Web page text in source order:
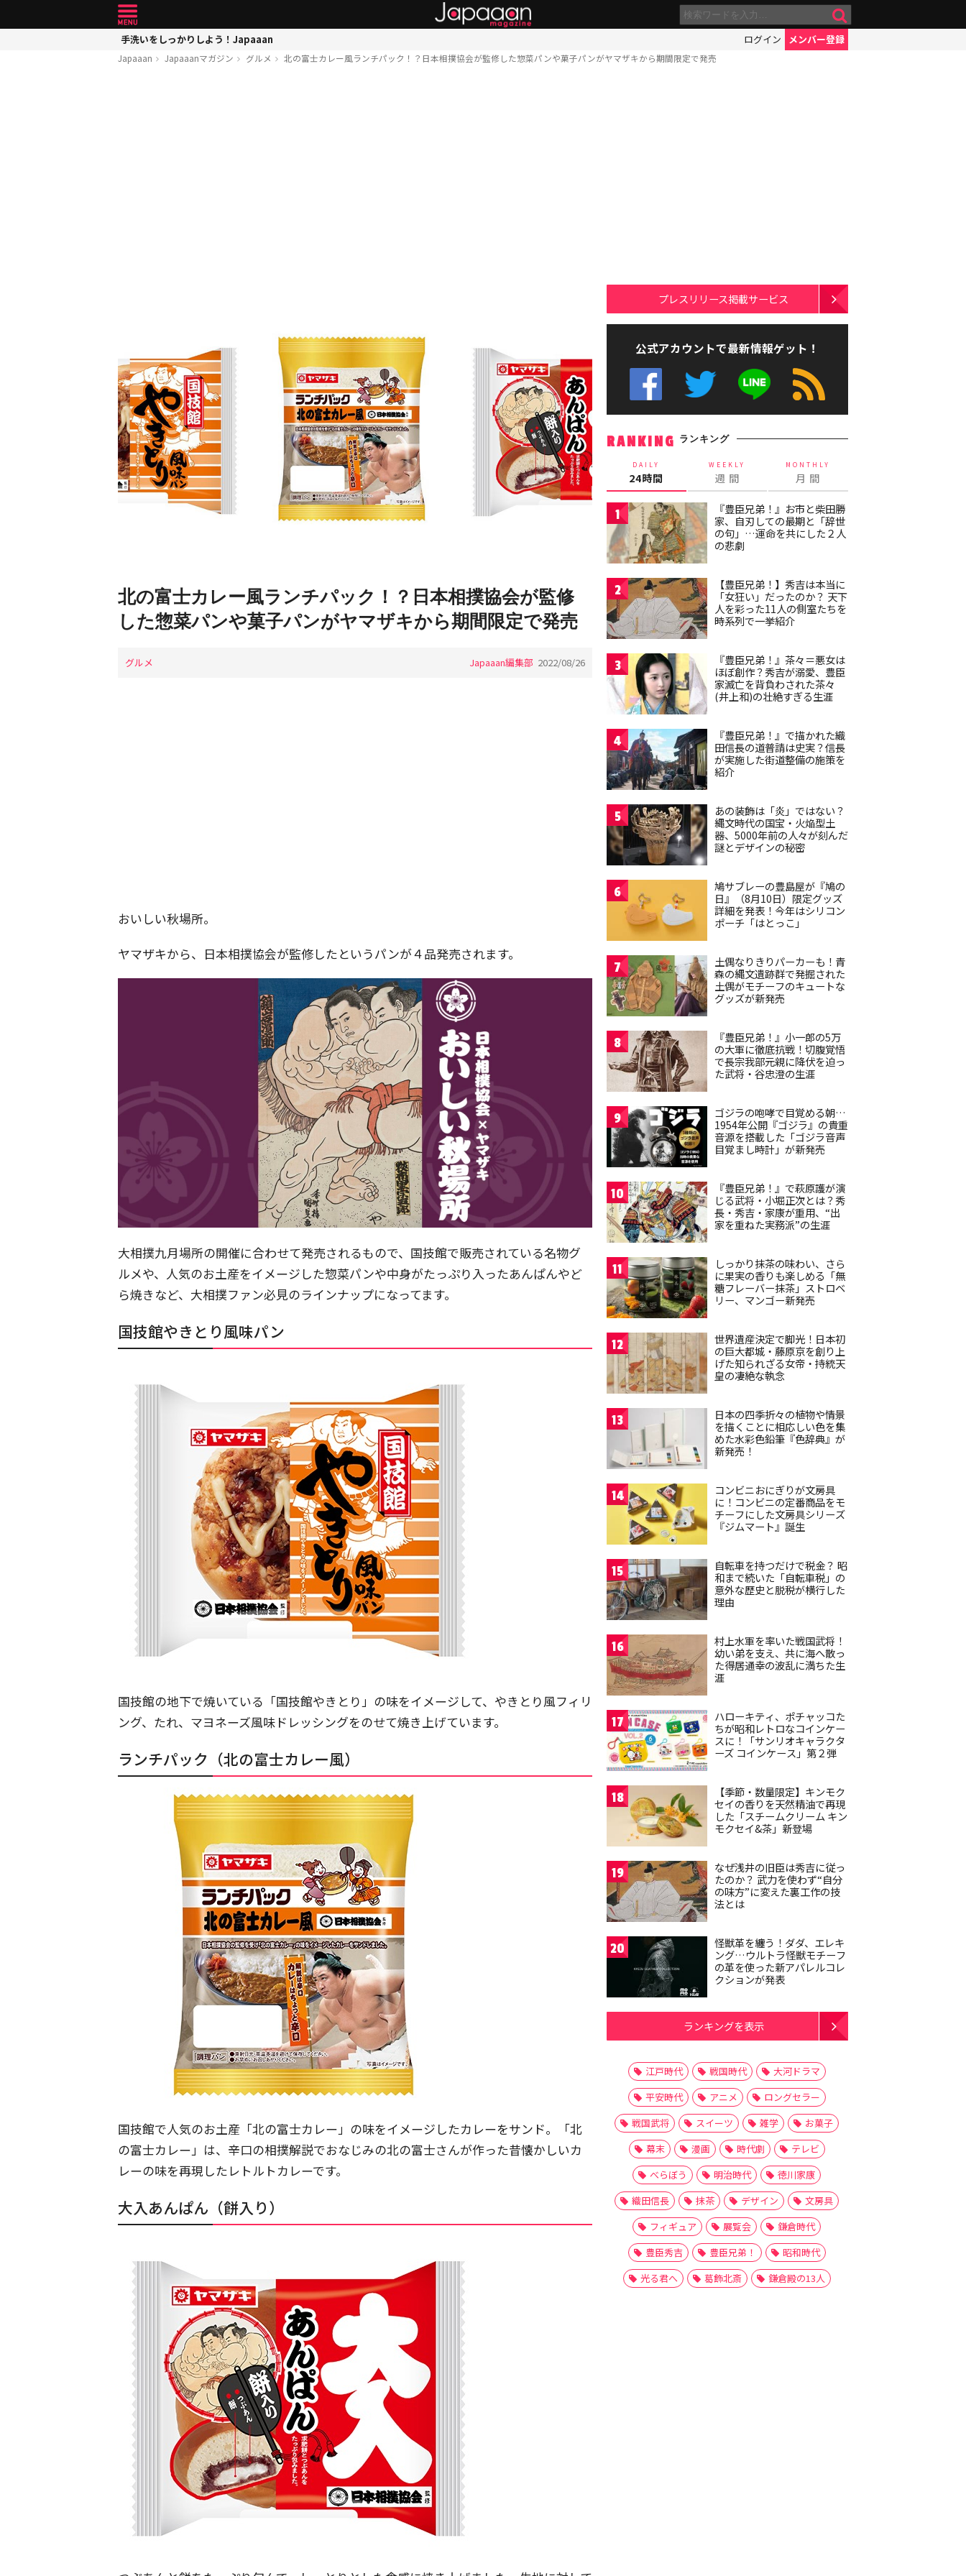
手洗いをしっかりしよう！Japaaan ログイン メンバー登録
Japaaan Japaaanマガジン グルメ 北の富士カレー風ランチパック！？日本相撲協会が監修した惣菜パンや菓子パンがヤマザキから期間限定で発売
北の富士カレー風ランチパック！？日本相撲協会が監修
した惣菜パンや菓子パンがヤマザキから期間限定で発売
グルメ Japaaan編集部 2022/08/26
おいしい秋場所。
ヤマザキから、日本相撲協会が監修したというパンが４品発売されます。
大相撲九月場所の開催に合わせて発売されるもので、国技館で販売されている名物グ
ルメや、人気のお土産をイメージした惣菜パンや中身がたっぷり入ったあんぱんやど
ら焼きなど、大相撲ファン必見のラインナップになってます。
国技館やきとり風味パン
国技館の地下で焼いている「国技館やきとり」の味をイメージして、やきとり風フィリ
ング、たれ、マヨネーズ風味ドレッシングをのせて焼き上げています。
ランチパック（北の富士カレー風）
国技館で人気のお土産「北の富士カレー」の味をイメージしたカレーをサンド。「北
の富士カレー」は、辛口の相撲解説でおなじみの北の富士さんが作った昔懐かしいカ
レーの味を再現したレトルトカレーです。
大入あんぱん（餅入り）
プレスリリース掲載サービス
公式アカウントで最新情報ゲット！
RANKING ランキング
DAILY
24時間
WEEKLY
週 間
MONTHLY
月 間
1
『豊臣兄弟！』お市と柴田勝
家、自刃しての最期と「辞世
の句」…運命を共にした２人
の悲劇
2
【豊臣兄弟！】秀吉は本当に
「女狂い」だったのか？ 天下
人を彩った11人の側室たちを
時系列で一挙紹介
3
『豊臣兄弟！』茶々＝悪女は
ほぼ創作？秀吉が溺愛、豊臣
家滅亡を背負わされた茶々
(井上和)の壮絶すぎる生涯
4
『豊臣兄弟！』で描かれた織
田信長の道普請は史実？信長
が実施した街道整備の施策を
紹介
5
あの装飾は「炎」ではない？
縄文時代の国宝・火焔型土
器、5000年前の人々が刻んだ
謎とデザインの秘密
6
鳩サブレーの豊島屋が『鳩の
日』（8月10日）限定グッズ
詳細を発表！今年はシリコン
ポーチ「はとっこ」
7
土偶なりきりパーカーも！青
森の縄文遺跡群で発掘された
土偶がモチーフのキュートな
グッズが新発売
8
『豊臣兄弟！』小一郎の5万
の大軍に徹底抗戦！切腹覚悟
で長宗我部元親に降伏を迫っ
た武将・谷忠澄の生涯
9
ゴジラの咆哮で目覚める朝…
1954年公開『ゴジラ』の貴重
音源を搭載した「ゴジラ音声
目覚まし時計」が新発売
10
『豊臣兄弟！』で萩原護が演
じる武将・小堀正次とは？秀
長・秀吉・家康が重用、“出
家を重ねた実務派”の生涯
11
しっかり抹茶の味わい、さら
に果実の香りも楽しめる「無
糖フレーバー抹茶」ストロベ
リー、マンゴー新発売
12
世界遺産決定で脚光！日本初
の巨大都城・藤原京を創り上
げた知られざる女帝・持統天
皇の凄絶な執念
13
日本の四季折々の植物や情景
を描くことに相応しい色を集
めた水彩色鉛筆『色辞典』が
新発売！
14
コンビニおにぎりが文房具
に！コンビニの定番商品をモ
チーフにした文房具シリーズ
『ジムマート』誕生
15
自転車を持つだけで税金？ 昭
和まで続いた「自転車税」の
意外な歴史と脱税が横行した
理由
16
村上水軍を率いた戦国武将！
幼い弟を支え、共に海へ散っ
た得居通幸の波乱に満ちた生
涯
17
ハローキティ、ポチャッコた
ちが昭和レトロなコインケー
スに！「サンリオキャラクタ
ーズ コインケース」第２弾
18
【季節・数量限定】キンモク
セイの香りを天然精油で再現
した「スチームクリーム キン
モクセイ&茶」新登場
19
なぜ浅井の旧臣は秀吉に従っ
たのか？ 武力を使わず“自分
の味方”に変えた裏工作の技
法とは
20
怪獣革を纏う！ダダ、エレキ
ング…ウルトラ怪獣モチーフ
の革を使った新アパレルコレ
クションが発表
ランキングを表示
江戸時代 戦国時代
大河ドラマ
平安時代
アニメ
ロングセラー
戦国武将
スイーツ 雑学
お菓子
幕末
漫画 時代劇
テレビ
べらぼう
明治時代
徳川家康
織田信長
抹茶 デザイン
文房具
フィギュア
展覧会
鎌倉時代
豊臣秀吉
豊臣兄弟！
昭和時代
光る君へ
葛飾北斎 鎌倉殿の13人